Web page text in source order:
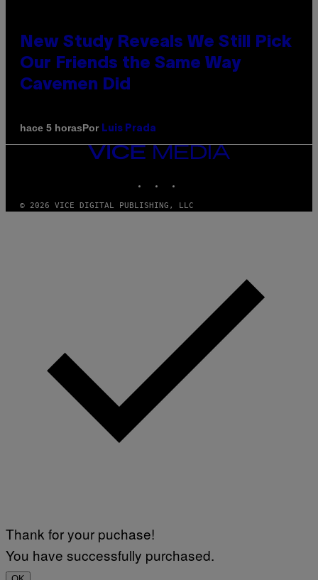
New Study Reveals We Still Pick
Our Friends the Same Way
Cavemen Did
hace 5 horasPor Luis Prada
VICE
MEDIA
© 2026 VICE DIGITAL PUBLISHING, LLC
Thank for your puchase!
You have successfully purchased.